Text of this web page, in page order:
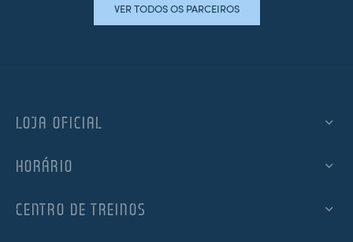
VER TODOS OS PARCEIROS
LOJA OFICIAL
HORÁRIO
CENTRO DE TREINOS